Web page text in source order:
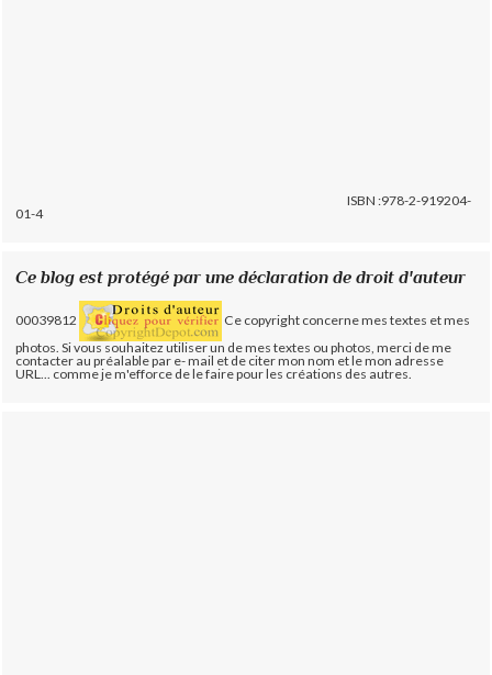
ISBN :978-2-919204-
01-4
Ce blog est protégé par une déclaration de droit d'auteur
00039812
Ce copyright concerne mes textes et mes
photos. Si vous souhaitez utiliser un de mes textes ou photos, merci de me
contacter au préalable par e- mail et de citer mon nom et le mon adresse
URL... comme je m'efforce de le faire pour les créations des autres.